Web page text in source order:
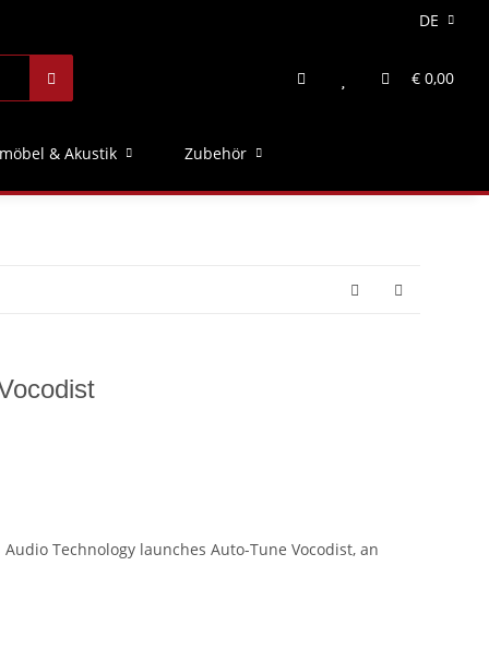
DE
€ 0,00
& Akustik Zubehör
Technology launches Auto-Tune Vocodist, an